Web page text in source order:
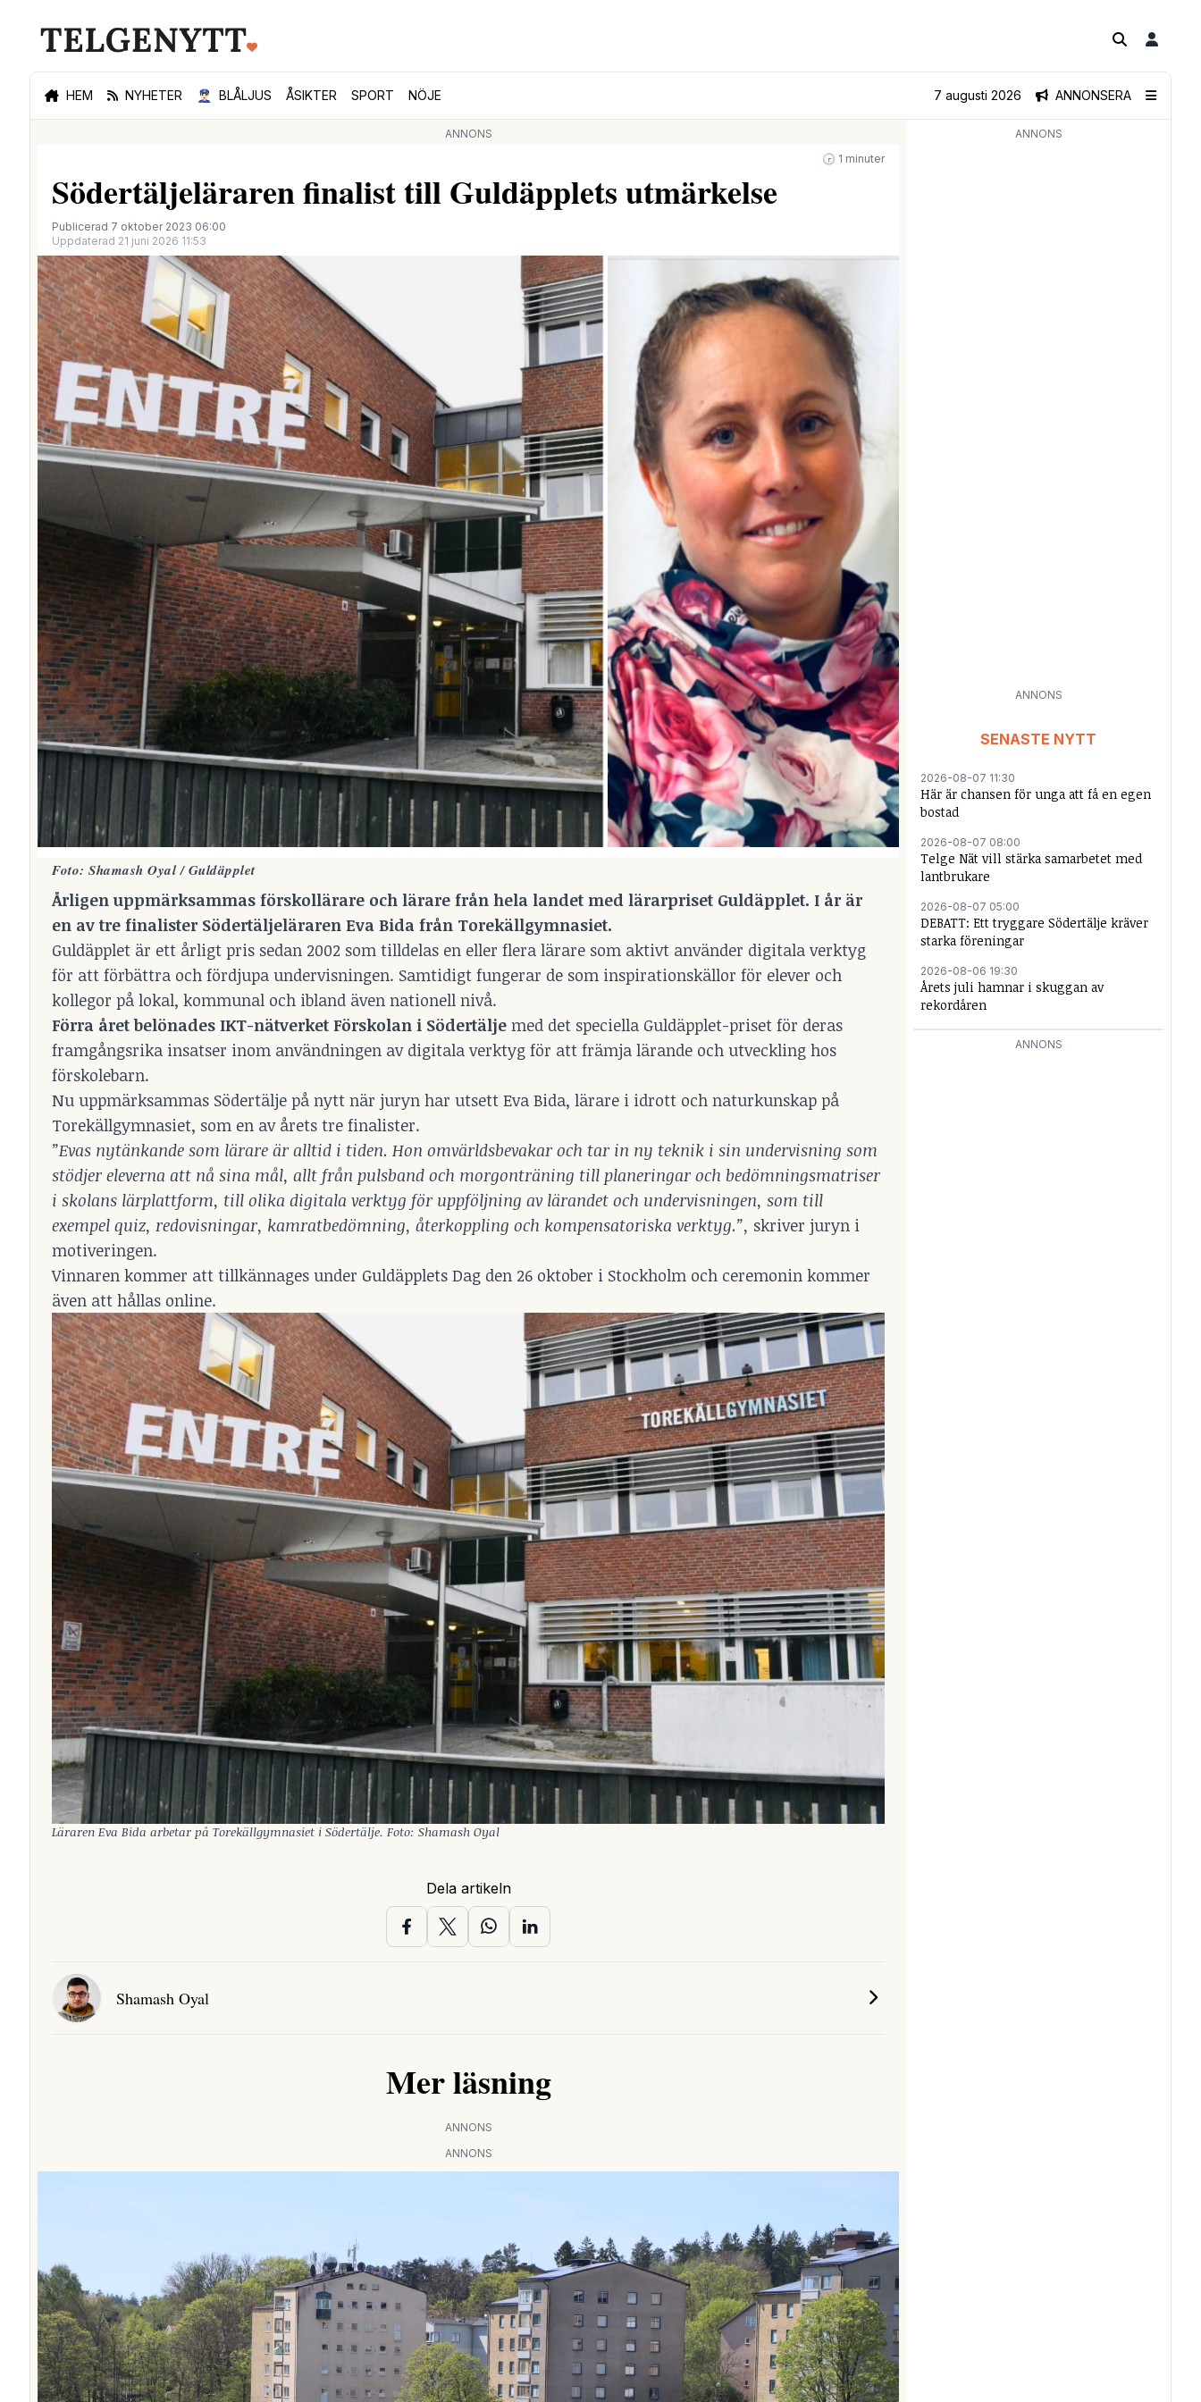
HEM NYHETER 👮🏻‍♂️ BLÅLJUS ÅSIKTER SPORT NÖJE ANNONSERA
7 augusti 2026
ANNONS
🕝 1 minuter
Södertäljeläraren finalist till Guldäpplets utmärkelse
Publicerad 7 oktober 2023 06:00
Uppdaterad 21 juni 2026 11:53
Foto: Shamash Oyal / Guldäpplet
Årligen uppmärksammas förskollärare och lärare från hela landet med lärarpriset Guldäpplet. I år är
en av tre finalister Södertäljeläraren Eva Bida från Torekällgymnasiet.
Guldäpplet är ett årligt pris sedan 2002 som tilldelas en eller flera lärare som aktivt använder digitala verktyg
för att förbättra och fördjupa undervisningen. Samtidigt fungerar de som inspirationskällor för elever och
kollegor på lokal, kommunal och ibland även nationell nivå.
Förra året belönades IKT-nätverket Förskolan i Södertälje med det speciella Guldäpplet-priset för deras
framgångsrika insatser inom användningen av digitala verktyg för att främja lärande och utveckling hos
förskolebarn.
Nu uppmärksammas Södertälje på nytt när juryn har utsett Eva Bida, lärare i idrott och naturkunskap på
Torekällgymnasiet, som en av årets tre finalister.
”Evas nytänkande som lärare är alltid i tiden. Hon omvärldsbevakar och tar in ny teknik i sin undervisning som
stödjer eleverna att nå sina mål, allt från pulsband och morgonträning till planeringar och bedömningsmatriser
i skolans lärplattform, till olika digitala verktyg för uppföljning av lärandet och undervisningen, som till
exempel quiz, redovisningar, kamratbedömning, återkoppling och kompensatoriska verktyg.”, skriver juryn i
motiveringen.
Vinnaren kommer att tillkännages under Guldäpplets Dag den 26 oktober i Stockholm och ceremonin kommer
även att hållas online.
Läraren Eva Bida arbetar på Torekällgymnasiet i Södertälje. Foto: Shamash Oyal
Dela artikeln
Shamash Oyal
Mer läsning
ANNONS
ANNONS
ANNONS
ANNONS
SENASTE NYTT
2026-08-07 11:30
Här är chansen för unga att få en egen
bostad
2026-08-07 08:00
Telge Nät vill stärka samarbetet med
lantbrukare
2026-08-07 05:00
DEBATT: Ett tryggare Södertälje kräver
starka föreningar
2026-08-06 19:30
Årets juli hamnar i skuggan av
rekordåren
ANNONS